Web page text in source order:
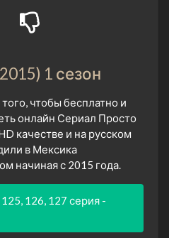
1 сезон
чтобы бесплатно и
онлайн Сериал Просто
качестве и на русском
в Мексика
начиная с 2015 года.
126, 127 серия -